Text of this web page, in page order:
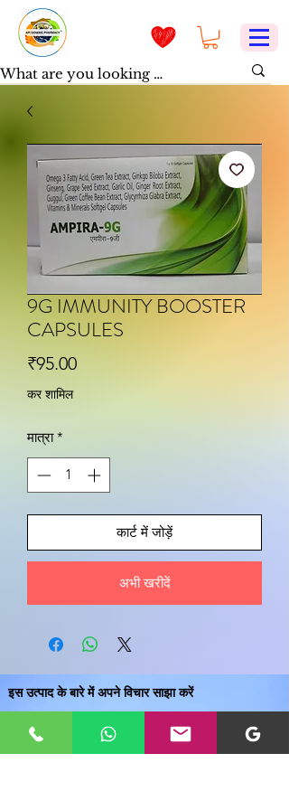
9G IMMUNITY BOOSTER
CAPSULES
₹95.00मूल्य
कर शामिल
मात्रा *
कार्ट में जोड़ें
अभी खरीदें
इस उत्पाद के बारे में अपने विचार साझा करें